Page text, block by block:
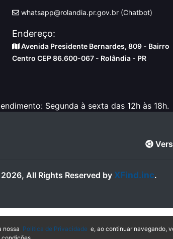
whatsapp@rolandia.pr.gov.br (Chatbot)
Endereço:
Avenida Presidente Bernardes, 809 - Bairro
Centro CEP 86.600-067 - Rolândia - PR
Segunda à sexta das 12h às 18h.
All Rights Reserved by XFind.inc.
nossa Política de Privacidade e, ao continuar navegando,